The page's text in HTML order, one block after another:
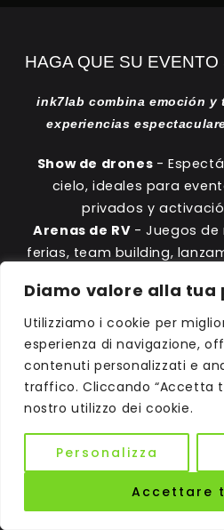
Diamo valore alla tua
Utilizziamo i cookie per
esperienza di navigazione,
contenuti personalizzati e
traffico. Cliccando “Accetta
nostro utilizzo dei cookie.
Personalizza
Accettare
HAGA QUE SU
ink7lab combina emoción y
experiencias
Show de drones -
cielo, ideales para
privados y
Arenas de RV - Juegos de
ferias, team building,
No se trata sólo de
eficaz de captar la
Póngase en contacto con
su próximo evento
COMO PUNTO